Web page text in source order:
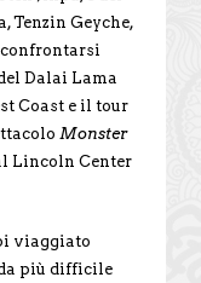
Tenzin Geyche,
Dalai Lama
Coast e il tour
Monster
Lincoln Center
viaggiato
più difficile